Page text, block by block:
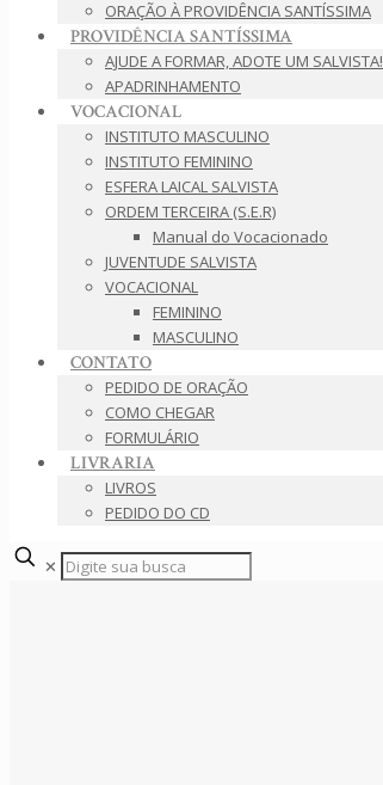
ORAÇÃO À PROVIDÊNCIA SANTÍSSIMA
PROVIDÊNCIA SANTÍSSIMA
AJUDE A FORMAR, ADOTE UM SALVISTA!
APADRINHAMENTO
VOCACIONAL
INSTITUTO MASCULINO
INSTITUTO FEMININO
ESFERA LAICAL SALVISTA
ORDEM TERCEIRA (S.E.R)
Manual do Vocacionado
JUVENTUDE SALVISTA
VOCACIONAL
FEMININO
MASCULINO
CONTATO
PEDIDO DE ORAÇÃO
COMO CHEGAR
FORMULÁRIO
LIVRARIA
LIVROS
PEDIDO DO CD
✕